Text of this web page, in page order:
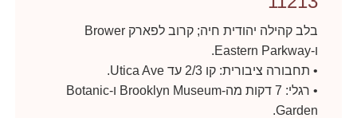
בלב קהילה יהודית חיה; קרוב לפארק Brower
ו‑Eastern Parkway.
• תחבורה ציבורית: קו 2/3 עד Utica Ave.
• רגלי: 7 דקות מה‑Brooklyn Museum ו‑Botanic
Garden.